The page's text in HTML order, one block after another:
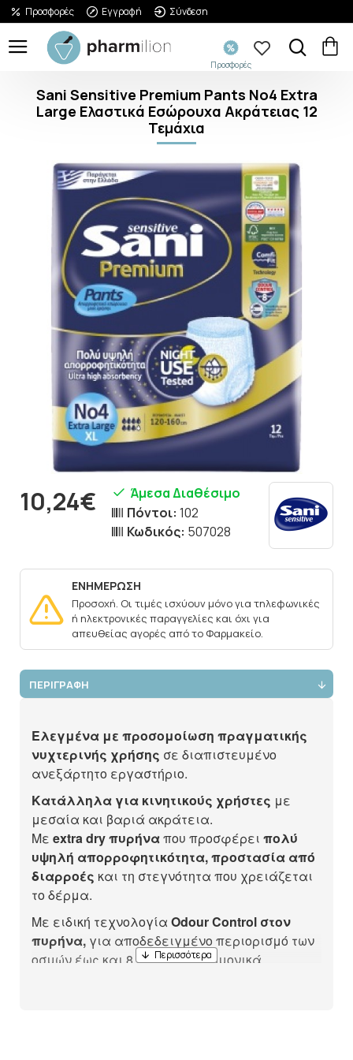
Προσφορές Εγγραφή Σύνδεση
Προσφορές
Sani Sensitive Premium Pants No4 Extra
Large Ελαστικά Εσώρουχα Ακράτειας 12
Τεμάχια
ΕΝΗΜΕΡΩΣΗ
Προσοχή. Οι τιμές ισχύουν μόνο για τηλεφωνικές
ή ηλεκτρονικές παραγγελίες και όχι για
απευθείας αγορές από το Φαρμακείο.
10,24€
Άμεσα Διαθέσιμο
Πόντοι: 102
Κωδικός: 507028
ΠΕΡΙΓΡΑΦΗ
Ελεγμένα με προσομοίωση πραγματικής
νυχτερινής χρήσης σε διαπιστευμένο
ανεξάρτητο εργαστήριο.
Κατάλληλα για κινητικούς χρήστες με
μεσαία και βαριά ακράτεια.
Με extra dry πυρήναπου προσφέρει πολύ
υψηλή απορροφητικότητα, προστασία από
διαρροές και τη στεγνότητα που χρειάζεται
το δέρμα.
Με ειδική τεχνολογία Odour Control στον
πυρήνα, για αποδεδειγμένο περιορισμό των
οσμών έως και 8 ώρες (επιστημονικά